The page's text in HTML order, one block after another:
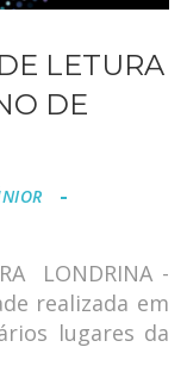
LETURA
DE
LONDRINA -
realizada em
lugares da